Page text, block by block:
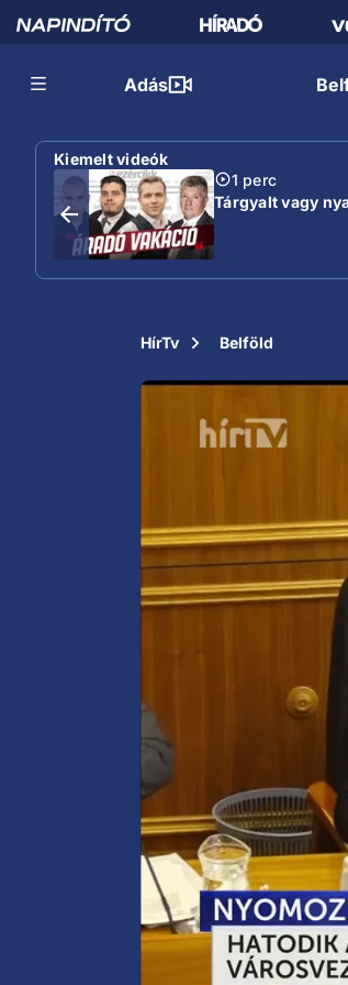
Adás
Kiemelt videók
1 perc
Tárgyalt vagy
HírTv Belföld